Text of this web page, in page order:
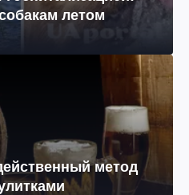
летом
метод